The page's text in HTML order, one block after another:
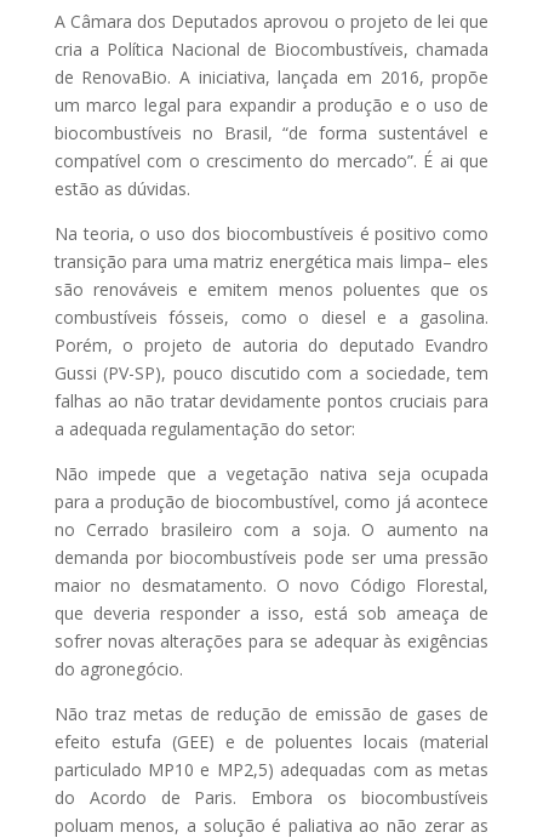
A Câmara dos Deputados aprovou o projeto de lei que
cria a Política Nacional de Biocombustíveis, chamada
de RenovaBio. A iniciativa, lançada em 2016, propõe
um marco legal para expandir a produção e o uso de
biocombustíveis no Brasil, “de forma sustentável e
compatível com o crescimento do mercado”. É ai que
estão as dúvidas.
Na teoria, o uso dos biocombustíveis é positivo como
transição para uma matriz energética mais limpa– eles
são renováveis e emitem menos poluentes que os
combustíveis fósseis, como o diesel e a gasolina.
Porém, o projeto de autoria do deputado Evandro
Gussi (PV-SP), pouco discutido com a sociedade, tem
falhas ao não tratar devidamente pontos cruciais para
a adequada regulamentação do setor:
Não impede que a vegetação nativa seja ocupada
para a produção de biocombustível, como já acontece
no Cerrado brasileiro com a soja. O aumento na
demanda por biocombustíveis pode ser uma pressão
maior no desmatamento. O novo Código Florestal,
que deveria responder a isso, está sob ameaça de
sofrer novas alterações para se adequar às exigências
do agronegócio.
Não traz metas de redução de emissão de gases de
efeito estufa (GEE) e de poluentes locais (material
particulado MP10 e MP2,5) adequadas com as metas
do Acordo de Paris. Embora os biocombustíveis
poluam menos, a solução é paliativa ao não zerar as